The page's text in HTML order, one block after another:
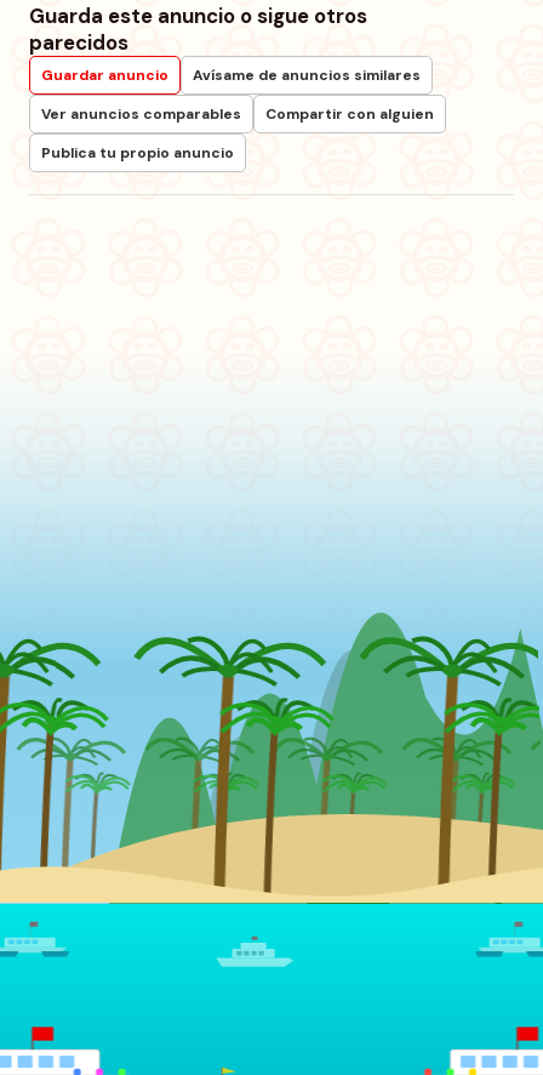
Guarda este anuncio o sigue otros
parecidos
Guardar anuncio
Avísame de anuncios similares
Ver anuncios comparables
Compartir con alguien
Publica tu propio anuncio